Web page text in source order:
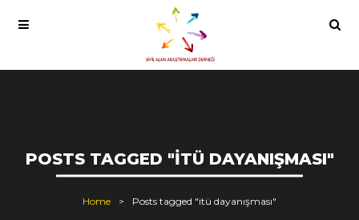
POSTS TAGGED "ITÜ DAYANIŞMASI"
Home Posts tagged "itü dayanışması"